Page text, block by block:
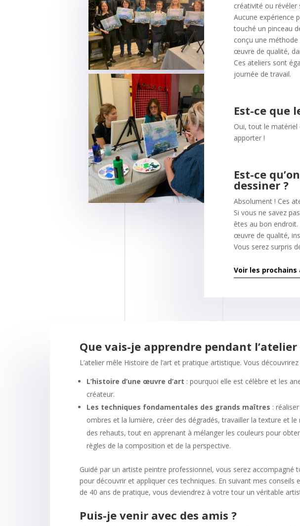
créativité ou
Aucune expérience
touché un pinceau
conçu une méthode
œuvre de qualité,
Ces ateliers sont
journée de travail.
Est-ce que
Oui, tout le matériel
apporter !
Est-ce
dessiner ?
Absolument ! Ces
Si vous ne savez
êtes au bon
œuvre de qualité,
Vous serez surpris
Voir les
Que vais-je apprendre pendant l’atelier
L’atelier mêle Histoire de l’art et pratique artistique. Vous découvrirez
L’histoire d’une œuvre d’art : pourquoi elle est célèbre et les
créateur.
Les techniques fondamentales des grands maîtres :
ombres et la lumière, créer des dégradés, travailler la texture et
des rehauts, tout en apprenant à mélanger les couleurs pour
règles de la composition et de la perspective.
Guidé par un artiste peintre professionnel, vous serez accompagné
pour découvrir et appliquer ces techniques. En suivant mes conseils
de 40 ans de pratique, vous deviendrez à votre tour un véritable
Puis-je venir avec des amis ?